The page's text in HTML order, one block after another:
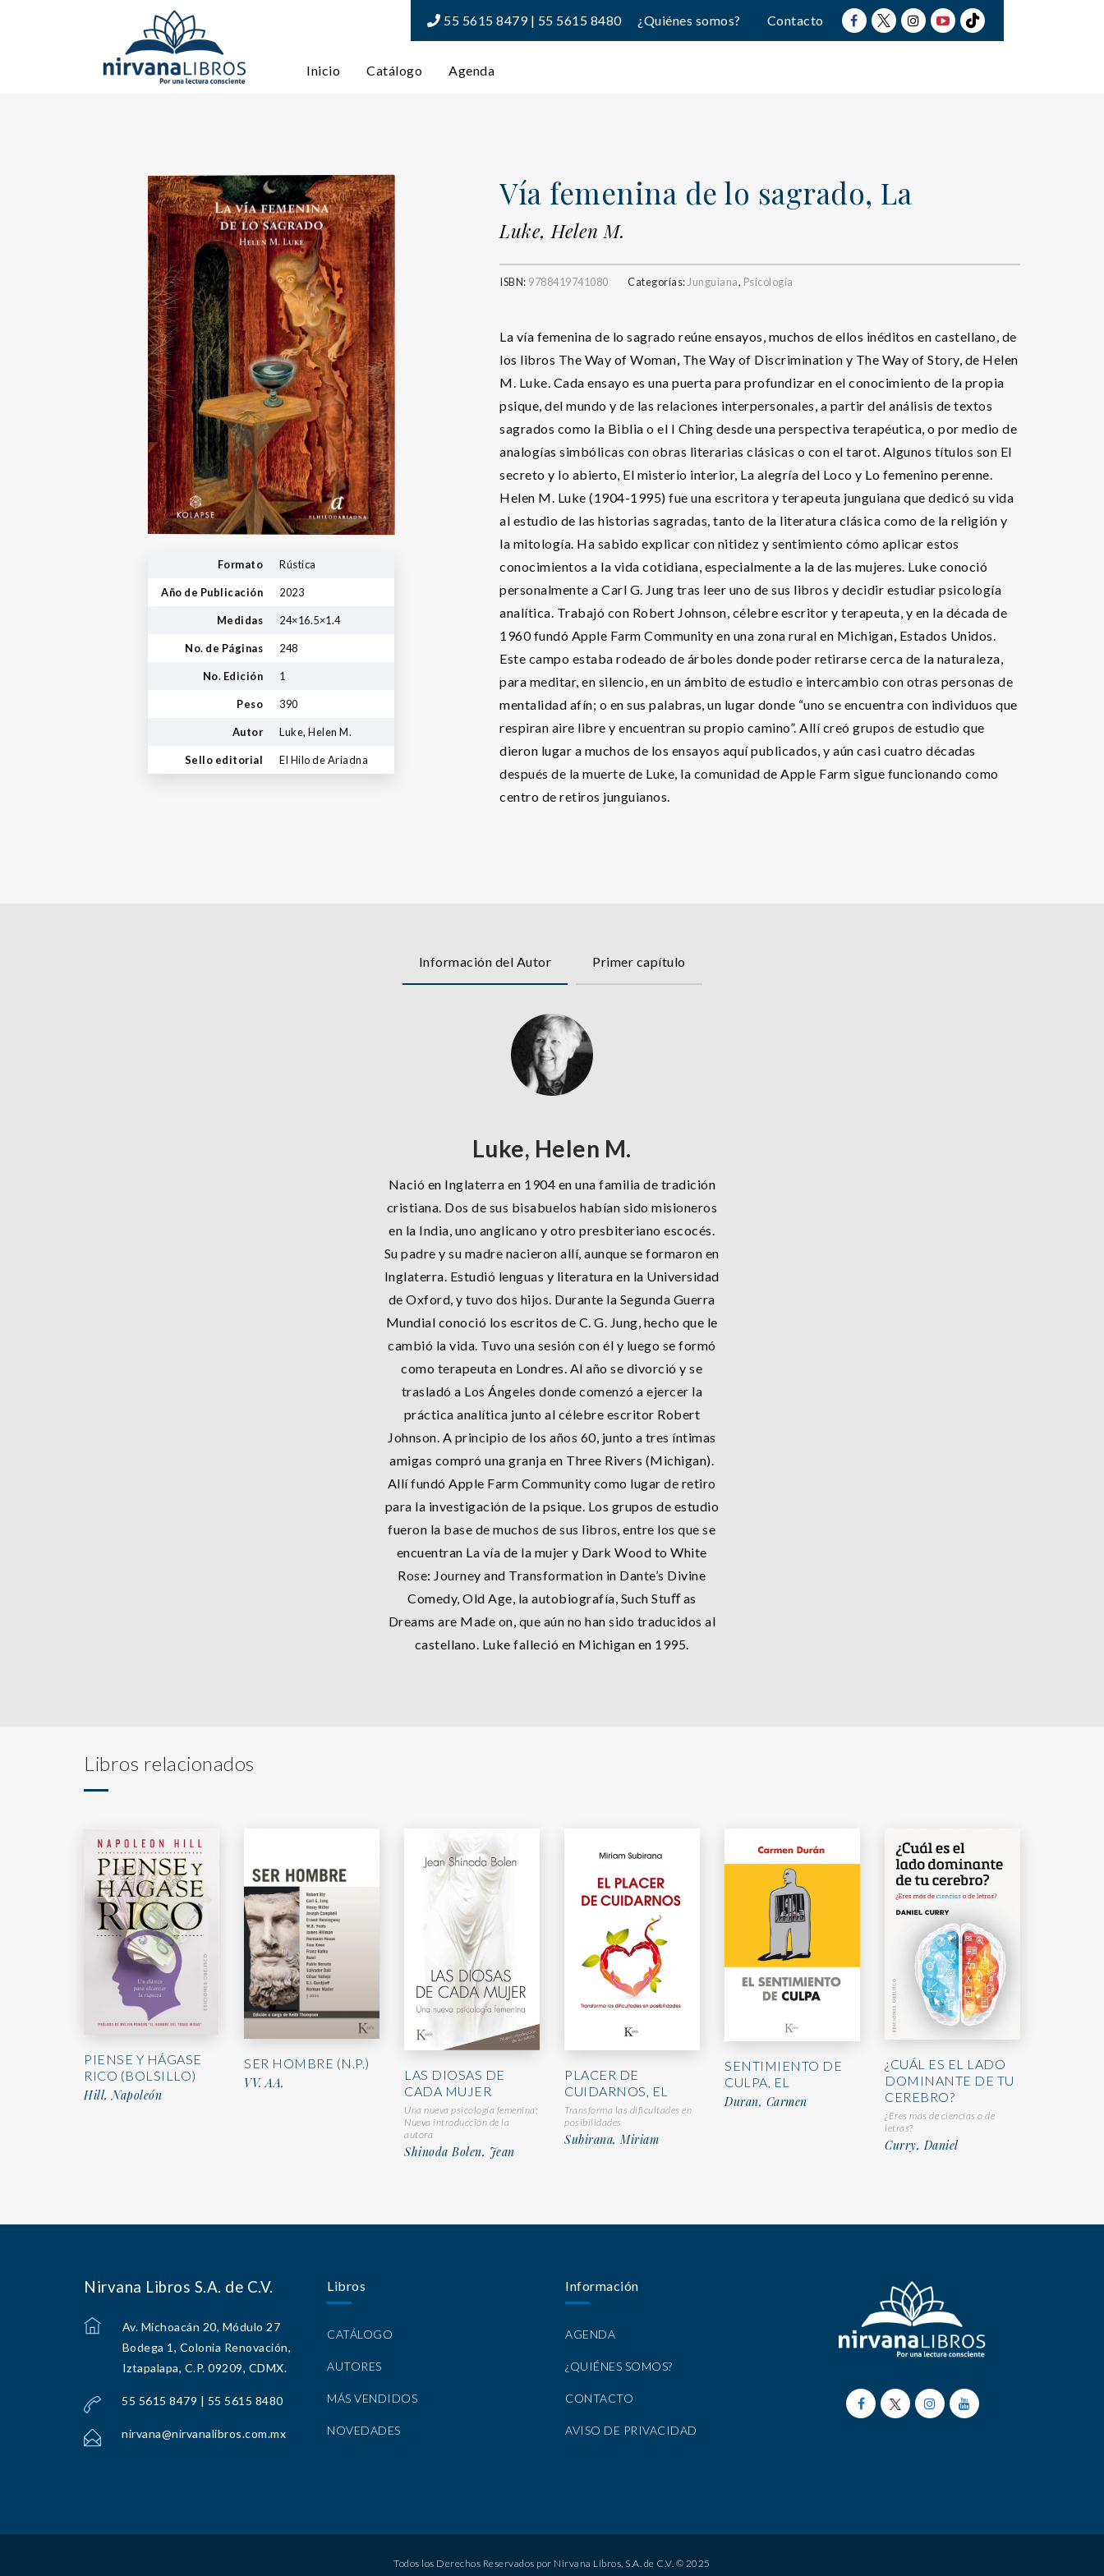
55 5615 8479 | 55 5615 8480 ¿Quiénes somos? Contacto
Inicio Catálogo Agenda
Formato Rústica
Año de Publicación 2023
Medidas 24×16.5×1.4
No. de Páginas 248
No. Edición 1
Peso 390
Autor Luke, Helen M.
Sello editorial El Hilo de Ariadna
Vía femenina de lo sagrado, La
Luke, Helen M.
ISBN: 9788419741080 Categorías: Junguiana, Psicología
La vía femenina de lo sagrado reúne ensayos, muchos de ellos inéditos en castellano, de
los libros The Way of Woman, The Way of Discrimination y The Way of Story, de Helen
M. Luke. Cada ensayo es una puerta para profundizar en el conocimiento de la propia
psique, del mundo y de las relaciones interpersonales, a partir del análisis de textos
sagrados como la Biblia o el I Ching desde una perspectiva terapéutica, o por medio de
analogías simbólicas con obras literarias clásicas o con el tarot. Algunos títulos son El
secreto y lo abierto, El misterio interior, La alegría del Loco y Lo femenino perenne.
Helen M. Luke (1904-1995) fue una escritora y terapeuta junguiana que dedicó su vida
al estudio de las historias sagradas, tanto de la literatura clásica como de la religión y
la mitología. Ha sabido explicar con nitidez y sentimiento cómo aplicar estos
conocimientos a la vida cotidiana, especialmente a la de las mujeres. Luke conoció
personalmente a Carl G. Jung tras leer uno de sus libros y decidir estudiar psicología
analítica. Trabajó con Robert Johnson, célebre escritor y terapeuta, y en la década de
1960 fundó Apple Farm Community en una zona rural en Michigan, Estados Unidos.
Este campo estaba rodeado de árboles donde poder retirarse cerca de la naturaleza,
para meditar, en silencio, en un ámbito de estudio e intercambio con otras personas de
mentalidad afín; o en sus palabras, un lugar donde “uno se encuentra con individuos que
respiran aire libre y encuentran su propio camino”. Allí creó grupos de estudio que
dieron lugar a muchos de los ensayos aquí publicados, y aún casi cuatro décadas
después de la muerte de Luke, la comunidad de Apple Farm sigue funcionando como
centro de retiros junguianos.
Información del Autor Primer capítulo
Luke, Helen M.
Nació en Inglaterra en 1904 en una familia de tradición
cristiana. Dos de sus bisabuelos habían sido misioneros
en la India, uno anglicano y otro presbiteriano escocés.
Su padre y su madre nacieron allí, aunque se formaron en
Inglaterra. Estudió lenguas y literatura en la Universidad
de Oxford, y tuvo dos hijos. Durante la Segunda Guerra
Mundial conoció los escritos de C. G. Jung, hecho que le
cambió la vida. Tuvo una sesión con él y luego se formó
como terapeuta en Londres. Al año se divorció y se
trasladó a Los Ángeles donde comenzó a ejercer la
práctica analítica junto al célebre escritor Robert
Johnson. A principio de los años 60, junto a tres íntimas
amigas compró una granja en Three Rivers (Michigan).
Allí fundó Apple Farm Community como lugar de retiro
para la investigación de la psique. Los grupos de estudio
fueron la base de muchos de sus libros, entre los que se
encuentran La vía de la mujer y Dark Wood to White
Rose: Journey and Transformation in Dante’s Divine
Comedy, Old Age, la autobiografía, Such Stuﬀ as
Dreams are Made on, que aún no han sido traducidos al
castellano. Luke falleció en Michigan en 1995.
Libros relacionados
PIENSE Y HÁGASE
RICO (BOLSILLO)
Hill, Napoleón
SER HOMBRE (N.P.)
VV. AA.
LAS DIOSAS DE
CADA MUJER
Una nueva psicología femenina;
Nueva introducción de la
autora
Shinoda Bolen, Jean
PLACER DE
CUIDARNOS, EL
Transforma las dificultades en
posibilidades
Subirana, Miriam
SENTIMIENTO DE
CULPA, EL
Duran, Carmen
¿CUÁL ES EL LADO
DOMINANTE DE TU
CEREBRO?
¿Eres más de ciencias o de
letras?
Curry, Daniel
Nirvana Libros S.A. de C.V.
Av. Michoacán 20, Módulo 27
Bodega 1, Colonia Renovación,
Iztapalapa, C.P. 09209, CDMX.
55 5615 8479 | 55 5615 8480
nirvana@nirvanalibros.com.mx
Libros
CATÁLOGO
AUTORES
MÁS VENDIDOS
NOVEDADES
Información
AGENDA
¿QUIÉNES SOMOS?
CONTACTO
AVISO DE PRIVACIDAD
Todos los Derechos Reservados por Nirvana Libros, S.A. de C.V. © 2025